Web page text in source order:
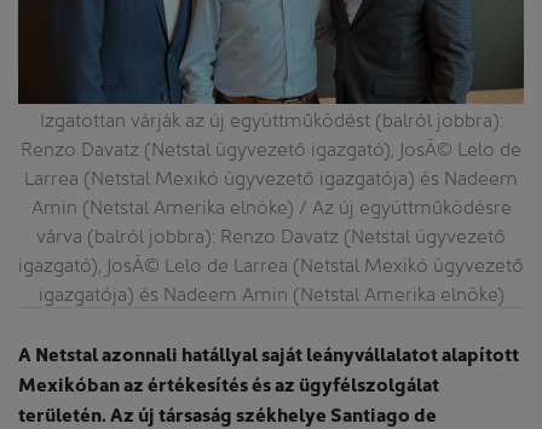
Izgatottan várják az új együttműködést (balról jobbra):
Renzo Davatz (Netstal ügyvezető igazgató), JosÃ© Lelo de
Larrea (Netstal Mexikó ügyvezető igazgatója) és Nadeem
Amin (Netstal Amerika elnöke) / Az új együttműködésre
várva (balról jobbra): Renzo Davatz (Netstal ügyvezető
igazgató), JosÃ© Lelo de Larrea (Netstal Mexikó ügyvezető
igazgatója) és Nadeem Amin (Netstal Amerika elnöke)
A Netstal azonnali hatállyal saját leányvállalatot alapított
Mexikóban az értékesítés és az ügyfélszolgálat
területén. Az új társaság székhelye Santiago de